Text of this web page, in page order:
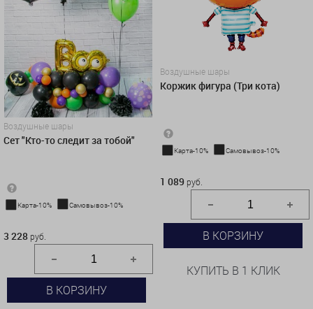
Воздушные шары
Сет "Кто-то следит за тобой"
Карта-10% Самовывоз-10%
3 228 руб.
В КОРЗИНУ
Воздушные шары
Коржик фигура (Три кота)
Карта-10% Самовывоз-10%
1 089 руб.
В КОРЗИНУ
КУПИТЬ В 1 КЛИК